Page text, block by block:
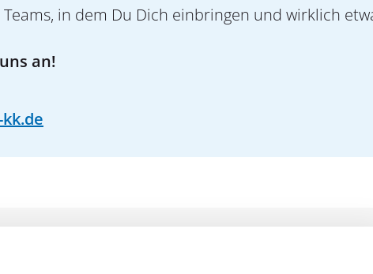
in dem Du Dich einbringen und wirklich
an!